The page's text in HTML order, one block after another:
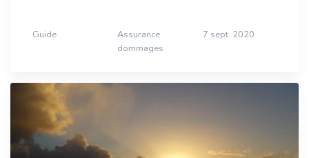
Guide
Assurance
dommages
7 sept. 2020